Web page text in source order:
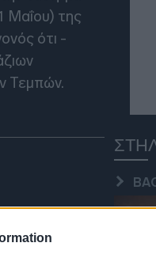
Μαΐου) της
ότι -
Τεμπών.